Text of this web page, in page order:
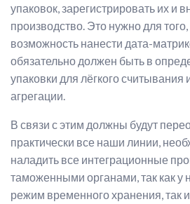
упаковок, зарегистрировать их и
производство. Это нужно для
возможность нанести дата-
обязательно должен быть в
упаковки для лёгкого
агрегации.
В связи с этим должны будут
практически все наши линии,
наладить все интеграционные
таможенными органами, так как у
режим временного хранения, так